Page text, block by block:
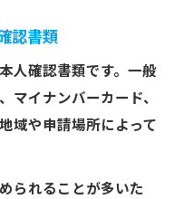
認書類
人確認書類です。一般
マイナンバーカード、
域や申請場所によって
られることが多いた